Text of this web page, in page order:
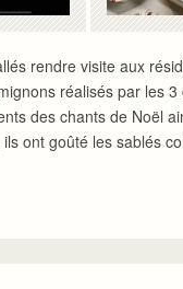
rendre visite aux
réalisés par les
des chants de Noël
ont goûté les sablés